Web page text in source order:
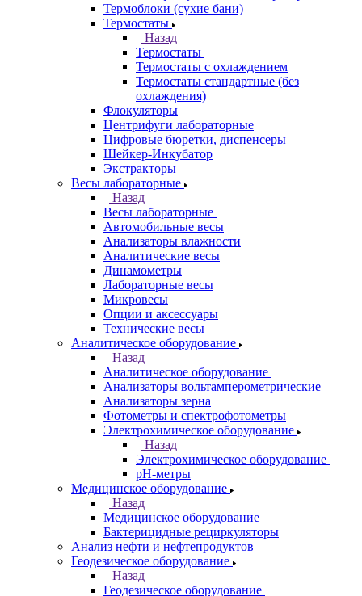
Термоблоки (сухие бани)
Термостаты
Назад
Термостаты
Термостаты с охлаждением
Термостаты стандартные (без
охлаждения)
Флокуляторы
Центрифуги лабораторные
Цифровые бюретки, диспенсеры
Шейкер-Инкубатор
Экстракторы
Весы лабораторные
Назад
Весы лабораторные
Автомобильные весы
Анализаторы влажности
Аналитические весы
Динамометры
Лабораторные весы
Микровесы
Опции и аксессуары
Технические весы
Аналитическое оборудование
Назад
Аналитическое оборудование
Анализаторы вольтамперометрические
Анализаторы зерна
Фотометры и спектрофотометры
Электрохимическое оборудование
Назад
Электрохимическое оборудование
pH-метры
Медицинское оборудование
Назад
Медицинское оборудование
Бактерицидные рециркуляторы
Анализ нефти и нефтепродуктов
Геодезическое оборудование
Назад
Геодезическое оборудование